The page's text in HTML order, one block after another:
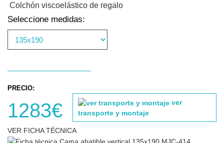
Colchón viscoelástico de regalo
Seleccione medidas:
PRECIO:
1283€
ver
transporte y montaje
VER FICHA TÉCNICA